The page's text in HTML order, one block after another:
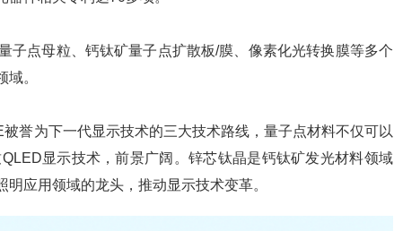
子点母粒、钙钛矿量子点扩散板/膜、像素化光转换膜等多个
。
誉为下一代显示技术的三大技术路线，量子点材料不仅可以
显示技术，前景广阔。锌芯钛晶是钙钛矿发光材料领域
应用领域的龙头，推动显示技术变革。